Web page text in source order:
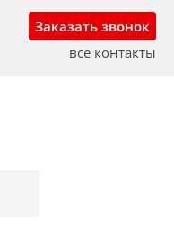
Заказать звонок
все контакты